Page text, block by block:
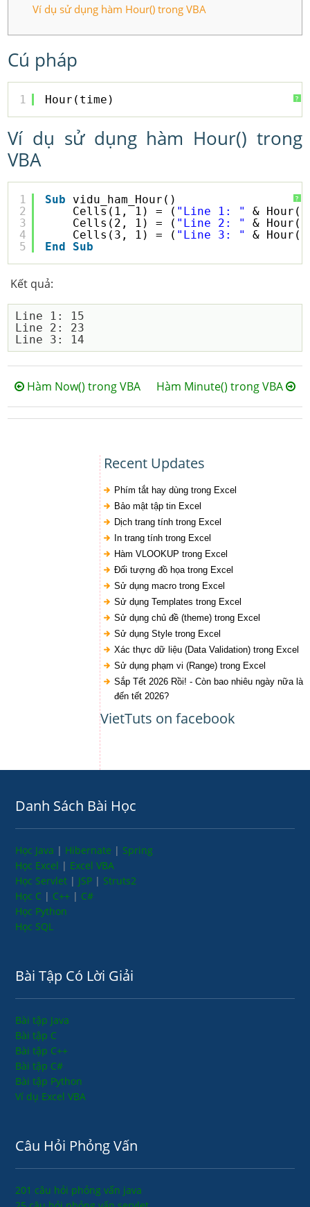
Ví dụ sử dụng hàm Hour() trong VBA
Cú pháp
?
1 Hour(time)
Ví dụ sử dụng hàm Hour() trong
VBA
?
1
2
3
4
5
Sub
vidu_ham_Hour()
Cells(1, 1) = ( "Line 1: " & Hour(
Cells(2, 1) = ( "Line 2: " & Hour(
Cells(3, 1) = ( "Line 3: " & Hour(
End
Sub
Kết quả:
Line 1: 15
Line 2: 23
Hàm Now() trong VBA Hàm Minute() trong VBA
Recent Updates
Phím tắt hay dùng trong Excel
Bảo mật tập tin Excel
Dịch trang tính trong Excel
In trang tính trong Excel
Hàm VLOOKUP trong Excel
Đối tượng đồ họa trong Excel
Sử dụng macro trong Excel
Sử dụng Templates trong Excel
Sử dụng chủ đề (theme) trong Excel
Sử dụng Style trong Excel
Xác thực dữ liệu (Data Validation) trong Excel
Sử dụng phạm vi (Range) trong Excel
Sắp Tết 2026 Rồi! - Còn bao nhiêu ngày nữa là
đến tết 2026?
VietTuts on facebook
Danh Sách Bài Học
Học Java | Hibernate | Spring
Học Excel | Excel VBA
Học Servlet | JSP | Struts2
Học C | C++ | C#
Học Python
Học SQL
Bài Tập Có Lời Giải
Bài tập Java
Bài tập C
Bài tập C++
Bài tập C#
Bài tập Python
Ví dụ Excel VBA
Câu Hỏi Phỏng Vấn
201 câu hỏi phỏng vấn java